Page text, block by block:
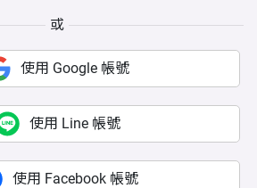
或
使用 Google 帳號
使用 Line 帳號
使用 Facebook 帳號